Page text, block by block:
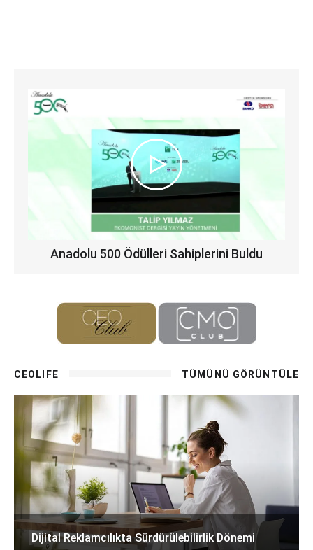
Anadolu 500 Ödülleri Sahiplerini Buldu
CEOLIFE TÜMÜNÜ GÖRÜNTÜLE
Dijital Reklamcılıkta Sürdürülebilirlik Dönemi